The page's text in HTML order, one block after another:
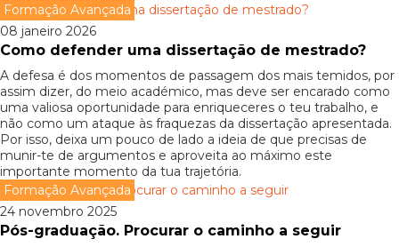
Formação Avançada
08 janeiro 2026
Como defender uma dissertação de mestrado?
A defesa é dos momentos de passagem dos mais temidos, por
assim dizer, do meio académico, mas deve ser encarado como
uma valiosa oportunidade para enriqueceres o teu trabalho, e
não como um ataque às fraquezas da dissertação apresentada.
Por isso, deixa um pouco de lado a ideia de que precisas de
munir-te de argumentos e aproveita ao máximo este
importante momento da tua trajetória.
Formação Avançada
24 novembro 2025
Pós-graduação. Procurar o caminho a seguir